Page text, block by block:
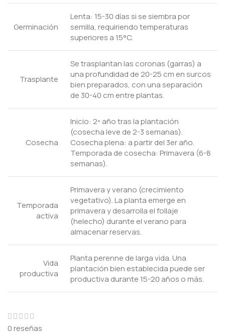
Germinación
Lenta: 15-30 días si se siembra por
semilla, requiriendo temperaturas
superiores a 15°C.
Trasplante
Se trasplantan las coronas (garras) a
una profundidad de 20-25 cm en surcos
bien preparados, con una separación
de 30-40 cm entre plantas.
Cosecha
Inicio: 2º año tras la plantación
(cosecha leve de 2-3 semanas).
Cosecha plena: a partir del 3er año.
Temporada de cosecha: Primavera (6-8
semanas).
Temporada
activa
Primavera y verano (crecimiento
vegetativo). La planta emerge en
primavera y desarrolla el follaje
(helecho) durante el verano para
almacenar reservas.
Vida
productiva
Planta perenne de larga vida. Una
plantación bien establecida puede ser
productiva durante 15-20 años o más.
0 reseñas